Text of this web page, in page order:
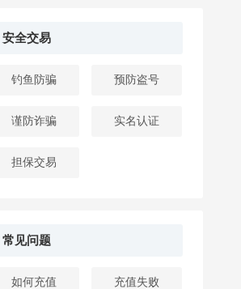
安全交易
钓鱼防骗 预防盗号
谨防诈骗 实名认证
担保交易
常见问题
如何充值 充值失败